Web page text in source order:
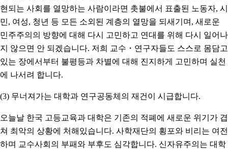
현되는 사회를 열망하는 사람이라면 촛불에서 표출된 노동자, 시
민, 여성, 청년 등 모든 소외된 계층의 열망을 되새기며, 새로운
민주주의의 방향에 대해 다시 고민하고 연대를 위해 다시 일어나
지 않으면 안 되겠습니다. 저희 교수・연구자들도 스스로 몸담고
있는 장에서부터 불평등과 차별에 대해 진지하게 고민하며 실천
에 나서려 합니다.
(3) 무너져가는 대학과 연구공동체의 재건이 시급합니다.
오늘날 한국 고등교육과 대학은 기존의 적폐에 새로운 위기가 겹
쳐 최악의 상황에 처해있습니다. 사학재단의 횡포와 비리는 여전
하며 교수사회의 부패와 부후도 심각합니다. 신자유주의는 대학